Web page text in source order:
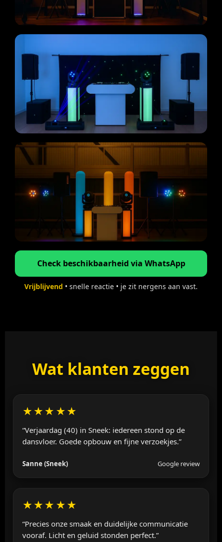
Check beschikbaarheid via WhatsApp
Vrijblijvend • snelle reactie • je zit nergens aan vast.
Wat klanten zeggen
★★★★★
“Verjaardag (40) in Sneek: iedereen stond op de
dansvloer. Goede opbouw en fijne verzoekjes.”
Sanne (Sneek) Google review
★★★★★
“Precies onze smaak en duidelijke communicatie
vooraf. Licht en geluid stonden perfect.”